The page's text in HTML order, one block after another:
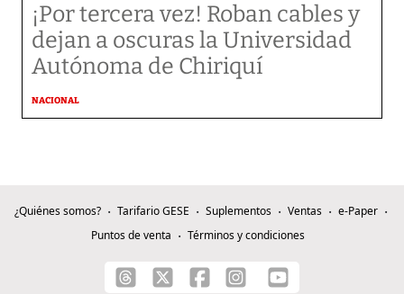
¡Por tercera vez! Roban cables y
dejan a oscuras la Universidad
Autónoma de Chiriquí
NACIONAL
¿Quiénes somos? Tarifario GESE Suplementos Ventas
e-Paper
Puntos de venta
Términos y condiciones